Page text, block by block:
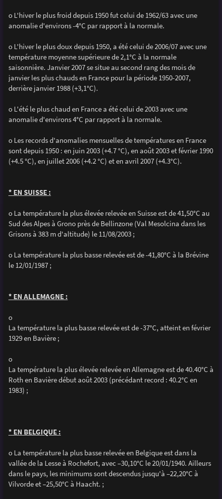
o L'hiver le plus froid depuis 1950 fut celui de 1962/63 avec une
anomalie d'environs -4°C par rapport à la normale.
o L'hiver le plus doux depuis 1950, a été celui de 2006/07 avec une
température moyenne supérieure de 2,1°C à la normale
saisonnière. Janvier 2007 se situe au second rang des mois de
janvier les plus chauds en France pour la période 1950-2007,
derrière janvier 1988 (+3,1°C).
o L'été le plus chaud en France a été celui de 2003 avec une
anomalie d'environs 4°C par rapport à la normale.
o Les records d'anomalies mensuelles de températures en France
sont depuis 1950 : en juin 2003 (+4.7 °C), en août 2003 et février 1990
(+4.5 °C), en juillet 2006 (+4.2 °C) et en avril 2007 (+4.3°C).
* EN SUISSE :
o La température la plus élevée relevée en Suisse est de 41,50°C au
Sud des Alpes à Grono près de Bellinzone (Val Mesolcina dans les
Grisons à 383 m d'altitude) le 11/08/2003 ;
o La température la plus basse relevée est de -41,80°C à la Brévine
le 12/01/1987 ;
* EN ALLEMAGNE :
o
La température la plus basse relevée est de -37°C, atteint en février
1929 en Bavière ;
o
La température la plus élevée relevée en Allemagne est de 40.40°C à
Roth en Bavière début août 2003 (précédant record : 40.2°C en
1983) ;
* EN BELGIQUE :
o La température la plus basse relevée en Belgique est dans la
vallée de la Lesse à Rochefort, avec –30,10°C le 20/01/1940. Ailleurs
dans le pays, les minimums sont descendus jusqu'à –22,20°C à
Vilvorde et –25,50°C à Haacht. ;